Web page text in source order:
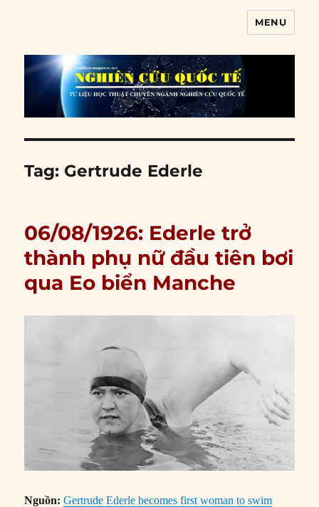
MENU
Tag: Gertrude Ederle
06/08/1926: Ederle trở
thành phụ nữ đầu tiên bơi
qua Eo biển Manche
Nguồn:Gertrude Ederle becomes first woman to swim